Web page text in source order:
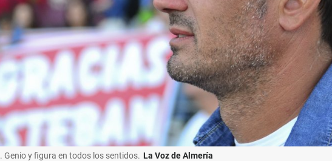
Genio y figura en todos los sentidos. La Voz de Almería